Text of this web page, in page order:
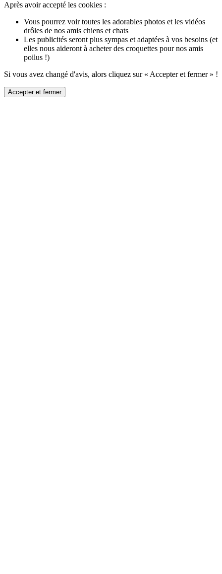
Après avoir accepté les cookies :
Vous pourrez voir toutes les adorables photos et les vidéos
drôles de nos amis chiens et chats
Les publicités seront plus sympas et adaptées à vos besoins (et
elles nous aideront à acheter des croquettes pour nos amis
poilus !)
Si vous avez changé d'avis, alors cliquez sur « Accepter et fermer » !
Accepter et fermer